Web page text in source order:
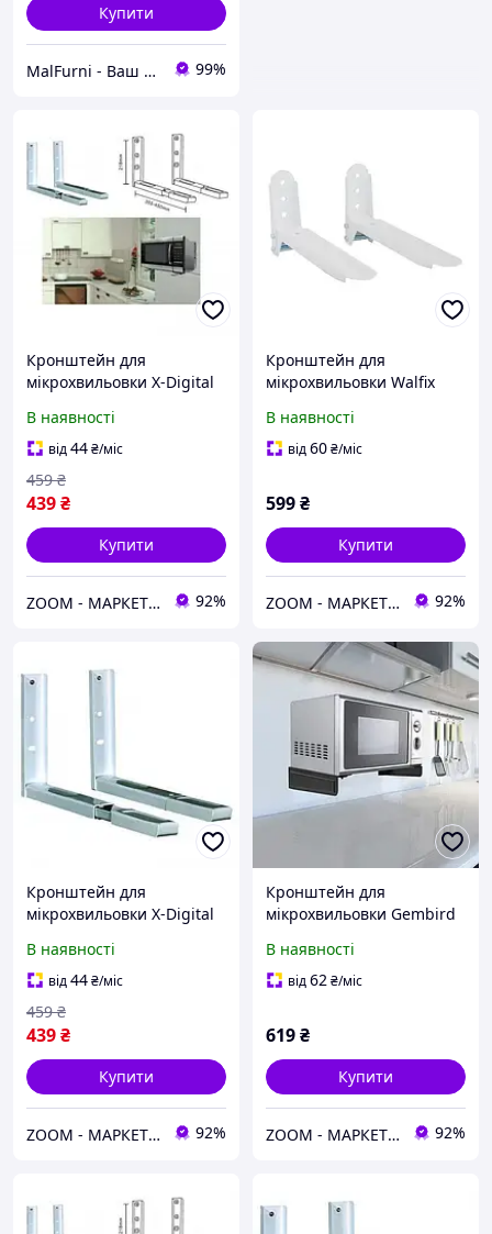
Купити
MalFurni - Ваш надійний партнер з меблевої та дверної фурнітури 99%
Кронштейн для
мікрохвильовки X-Digital
В наявності
від44₴/міс
439₴
459 ₴
Купити
ZOOM - МАРКЕТ ЦИФРОВОЇ ТЕХНІКИ 92%
Кронштейн для
мікрохвильовки Walfix
В наявності
від60₴/міс
599₴
Купити
ZOOM - МАРКЕТ ЦИФРОВОЇ ТЕХНІКИ 92%
Кронштейн для
мікрохвильовки X-Digital
В наявності
від44₴/міс
439₴
459 ₴
Купити
ZOOM - МАРКЕТ ЦИФРОВОЇ ТЕХНІКИ 92%
Кронштейн для
мікрохвильовки Gembird
В наявності
від62₴/міс
619₴
Купити
ZOOM - МАРКЕТ ЦИФРОВОЇ ТЕХНІКИ 92%